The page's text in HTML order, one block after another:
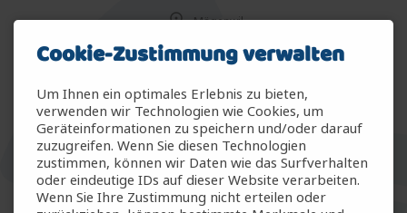
Mägenwil
Temp & Fest
Allrounder Gartenbau (m/w/d)
Arbon
Temp & Fest
Cookie-Zustimmung verwalten
Um Ihnen ein optimales Erlebnis zu bieten,
verwenden wir Technologien wie Cookies, um
Geräteinformationen zu speichern und/oder darauf
zuzugreifen. Wenn Sie diesen Technologien
zustimmen, können wir Daten wie das Surfverhalten
oder eindeutige IDs auf dieser Website verarbeiten.
Wenn Sie Ihre Zustimmung nicht erteilen oder